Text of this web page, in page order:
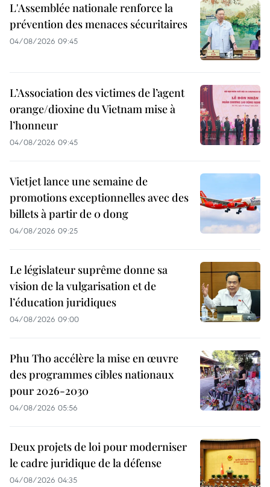
L'Assemblée nationale renforce la
prévention des menaces sécuritaires
04/08/2026 09:45
L’Association des victimes de l’agent
orange/dioxine du Vietnam mise à
l’honneur
04/08/2026 09:45
Vietjet lance une semaine de
promotions exceptionnelles avec des
billets à partir de 0 dong
04/08/2026 09:25
Le législateur suprême donne sa
vision de la vulgarisation et de
l’éducation juridiques
04/08/2026 09:00
Phu Tho accélère la mise en œuvre
des programmes cibles nationaux
pour 2026-2030
04/08/2026 05:56
Deux projets de loi pour moderniser
le cadre juridique de la défense
04/08/2026 04:35